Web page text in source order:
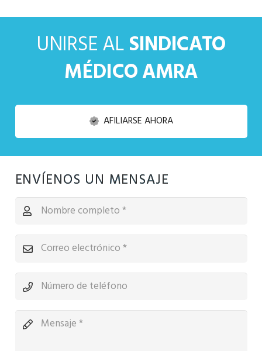
UNIRSE ALSINDICATO
MÉDICO AMRA
AFILIARSE AHORA
ENVÍENOS UN MENSAJE